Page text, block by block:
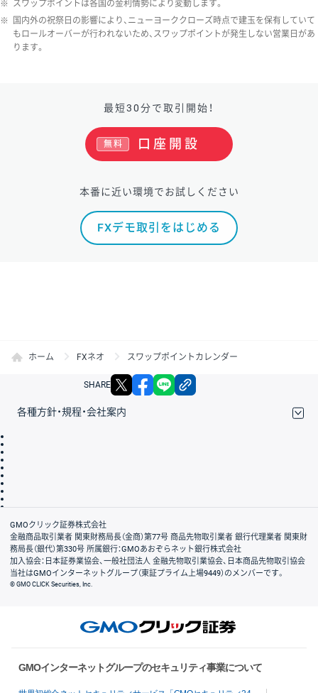
※ スワップポイントは各国の金利情勢により変動します。
※
国内外の祝祭日の影響により、ニューヨーククローズ時点で建玉を保有していて
もロールオーバーが行われないため、スワップポイントが発生しない営業日があ
ります。
最短30分で取引開始！
口座開設
無料
本番に近い環境でお試しください
FXデモ取引をはじめる
ホーム FXネオ スワップポイントカレンダー
SHARE X facebook
各種方針・規程・会社案内
会社案内
GMOクリック証券株式会社
金融商品取引業者 関東財務局長（金商）第77号 商品先物取引業者 銀行代理業者 関東財
務局長（銀代）第330号 所属銀行：GMOあおぞらネット銀行株式会社
加入協会：日本証券業協会、一般社団法人 金融先物取引業協会、日本商品先物取引協会
当社はGMOインターネットグループ（東証プライム上場9449）のメンバーです。
© GMO CLICK Securities, Inc.
GMOインターネットグループのセキュリティ事業について